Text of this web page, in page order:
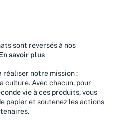
sont reversés à nos
En savoir plus
notre mission :
culture. Avec chacun, pour
vie à ces produits, vous
papier et soutenez les actions